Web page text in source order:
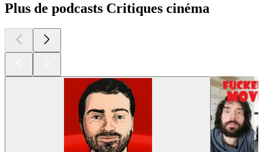
Plus de podcasts Critiques cinéma